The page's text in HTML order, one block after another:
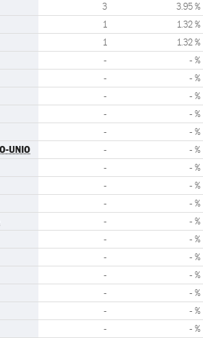
3 3.95 %
1 1.32 %
1 1.32 %
- - %
- - %
- - %
- - %
- - %
UNIO - - %
- - %
- - %
- - %
- - %
- - %
- - %
- - %
- - %
- - %
- - %